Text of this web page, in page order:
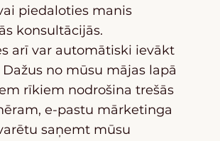
piedaloties manis
konsultācijās.
arī var automātiski ievākt
no mūsu mājas lapā
rīkiem nodrošina trešās
e-pastu mārketinga
saņemt mūsu